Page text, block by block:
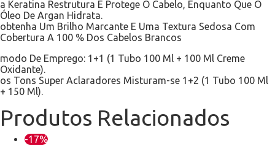
a Keratina Restrutura E Protege O Cabelo, Enquanto Que O
Óleo De Argan Hidrata.
obtenha Um Brilho Marcante E Uma Textura Sedosa Com
Cobertura A 100 % Dos Cabelos Brancos
modo De Emprego: 1+1 (1 Tubo 100 Ml + 100 Ml Creme
Oxidante).
os Tons Super Aclaradores Misturam-se 1+2 (1 Tubo 100 Ml
+ 150 Ml).
Produtos Relacionados
-17%